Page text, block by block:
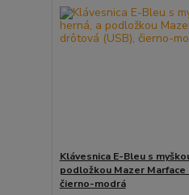
Klávesnica E-Bleu s
podložkou Mazer
čierno-modrá